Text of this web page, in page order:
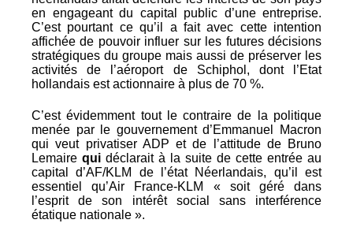
en engageant du capital public d’une entreprise.
C’est pourtant ce qu’il a fait avec cette intention
affichée de pouvoir influer sur les futures décisions
stratégiques du groupe mais aussi de préserver les
activités de l’aéroport de Schiphol, dont l’Etat
hollandais est actionnaire à plus de 70 %.
C’est évidemment tout le contraire de la politique
menée par le gouvernement d’Emmanuel Macron
qui veut privatiser ADP et de l’attitude de Bruno
Lemaire qui déclarait à la suite de cette entrée au
capital d’AF/KLM de l’état Néerlandais, qu’il est
essentiel qu’Air France-KLM « soit géré dans
l’esprit de son intérêt social sans interférence
étatique nationale ».